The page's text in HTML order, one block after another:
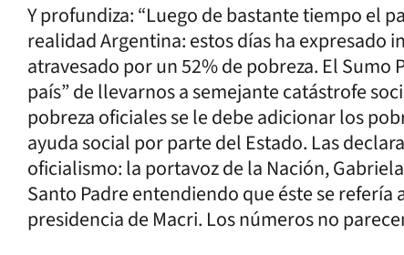
Y profundiza: “Luego de bastante tiempo el
realidad Argentina: estos días ha expresado
atravesado por un 52% de pobreza. El
país” de llevarnos a semejante catástrofe
pobreza oficiales se le debe adicionar los
ayuda social por parte del Estado. Las
oficialismo: la portavoz de la Nación,
Santo Padre entendiendo que éste se
presidencia de Macri. Los números no